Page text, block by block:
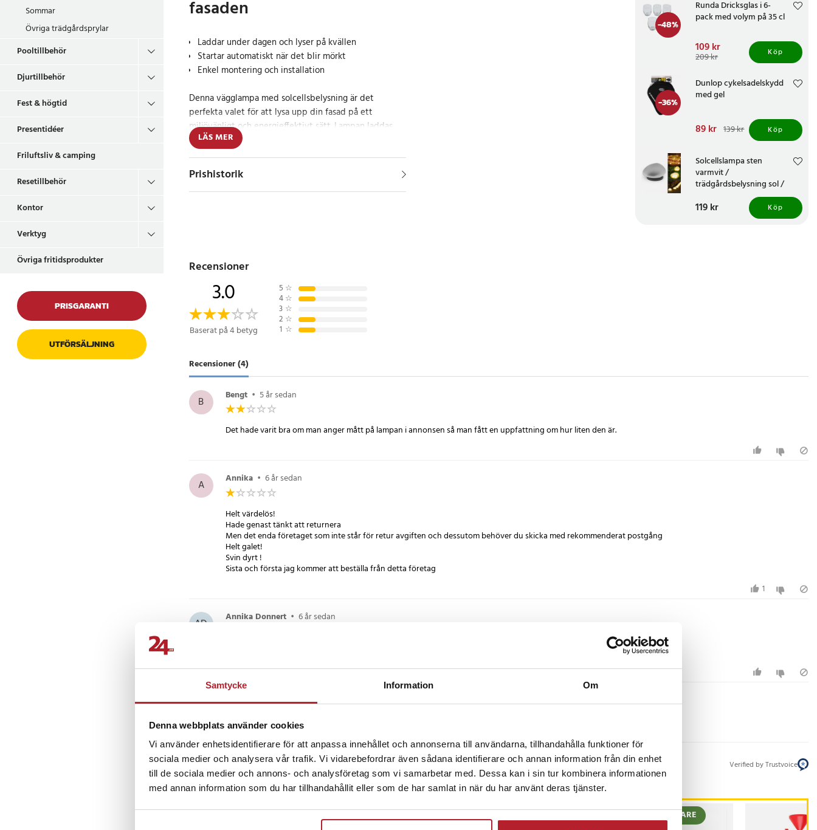
Samtycke Information Om
Denna webbplats använder cookies
Vi använder enhetsidentifierare för att anpassa innehållet och annonserna till användarna, tillhandahålla funktioner för
sociala medier och analysera vår trafik. Vi vidarebefordrar även sådana identifierare och annan information från din enhet
till de sociala medier och annons- och analysföretag som vi samarbetar med. Dessa kan i sin tur kombinera informationen
med annan information som du har tillhandahållit eller som de har samlat in när du har använt deras tjänster.
Sommar
Övriga trädgårdsprylar
Pooltillbehör
Djurtillbehör
Fest & högtid
Presentidéer
Friluftsliv & camping
Resetillbehör
Kontor
Verktyg
Övriga fritidsprodukter
PRISGARANTI
UTFÖRSÄLJNING
fasaden
Laddar under dagen och lyser på kvällen
Startar automatiskt när det blir mörkt
Enkel montering och installation
Denna vägglampa med solcellsbelysning är det
perfekta valet för att lysa upp din fasad på ett
miljövänligt och energieffektivt sätt. Lampan laddas
upp av solen under dagen och börjar automatiskt lysa
när mörkret faller, vilket skapar en säker och
inbjudande atmosfär runt ditt hem.
Hållbar och energieffektiv
kräver minimalt underhåll, vilket gör den till en
praktisk lösning för utomhusbelysning.
Specifikation
- Solcellsuppladdning
- Antal LED-dioder: 6 st
- Enkel montering
Artikelnummer 74638
LÄS MER
Prishistorik
-48%
Runda Dricksglas i 6-
pack med volym på 35 cl
Nuvarande pris:
109 krTidigare pris 209 kr
109 kr
209 kr Köp
-36%
Dunlop cykelsadelskydd
med gel
Nuvarande pris
Tidigare pris 139 kr
89 kr 139 kr Köp
Solcellslampa sten
varmvit /
trädgårdsbelysning sol /
dekorativ utomhuslampa
IP65 / LED stenlampa
Pris :119 kr
119 kr Köp
Recensioner
3.0
Baserat på 4 betyg
5 ☆
4 ☆
3 ☆
2 ☆
1 ☆
Recensioner (4)
B Bengt • 5 år sedan
Det hade varit bra om man anger mått på lampan i annonsen så man fått en uppfattning om hur liten den är.
A Annika • 6 år sedan
Helt värdelös!
Hade genast tänkt att returnera
Men det enda företaget som inte står för retur avgiften och dessutom behöver du skicka med rekommenderat postgång
Helt galet!
Svin dyrt !
Sista och första jag kommer att beställa från detta företag
1
AD Annika Donnert • 6 år sedan
BE Berndt E•11 månader sedan
Verified by Trustvoice
Andra köpte också
BÄSTSÄLJARE